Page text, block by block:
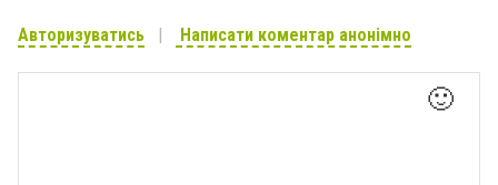
Авторизуватись Написати коментар анонімно
🙂